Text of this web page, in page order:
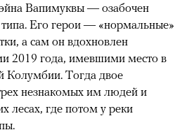
Вапимуквы — озабочен
Его герои — «нормальные»
а сам он вдохновлен
2019 года, имевшими место в
Колумбии. Тогда двое
незнакомых им людей и
лесах, где потом у реки